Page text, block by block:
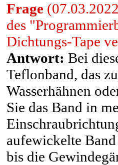
Frage
des
Dichtungs-Tape
Antwort: Bei
Teflonband, das
Wasserhähnen
Sie das Band in
aufewickelte
bis die